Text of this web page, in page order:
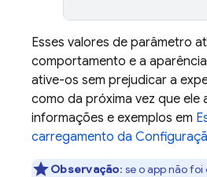
Esses valores de parâmetro
comportamento e a
ative-os sem prejudicar a
como da próxima vez que ele
informações e exemplos em
carregamento da
Observação: se o app não